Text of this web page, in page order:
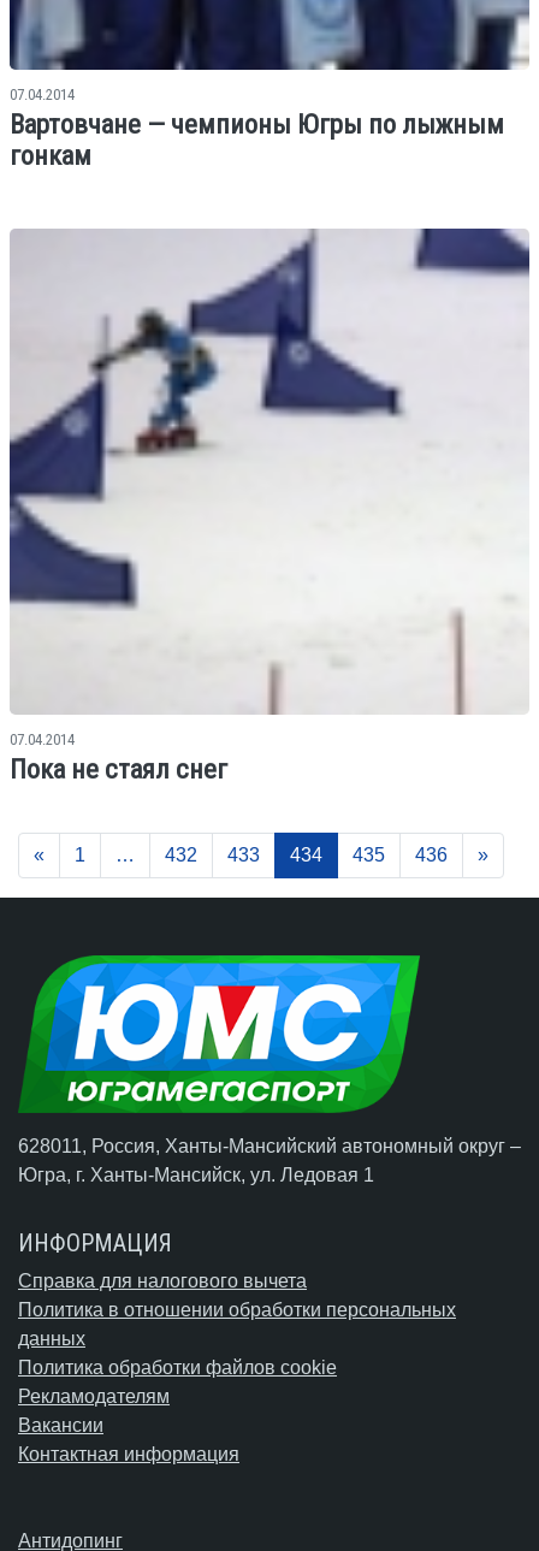
07.04.2014
Вартовчане — чемпионы Югры по лыжным
гонкам
07.04.2014
Пока не стаял снег
« 1 … 432 433 434 435 436 »
628011, Россия, Ханты-Мансийский автономный округ –
Югра, г. Ханты-Мансийск, ул. Ледовая 1
ИНФОРМАЦИЯ
Справка для налогового вычета
Политика в отношении обработки персональных
данных
Политика обработки файлов cookie
Рекламодателям
Вакансии
Контактная информация
Антидопинг